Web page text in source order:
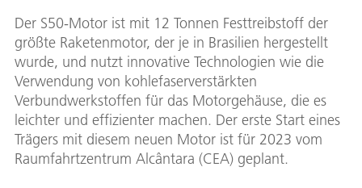
Der S50-Motor ist mit 12 Tonnen Festtreibstoff der
größte Raketenmotor, der je in Brasilien hergestellt
wurde, und nutzt innovative Technologien wie die
Verwendung von kohlefaserverstärkten
Verbundwerkstoffen für das Motorgehäuse, die es
leichter und effizienter machen. Der erste Start eines
Trägers mit diesem neuen Motor ist für 2023 vom
Raumfahrtzentrum Alcântara (CEA) geplant.